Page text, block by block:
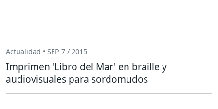
Actualidad • SEP 7 / 2015
Imprimen 'Libro del Mar' en braille y
audiovisuales para sordomudos